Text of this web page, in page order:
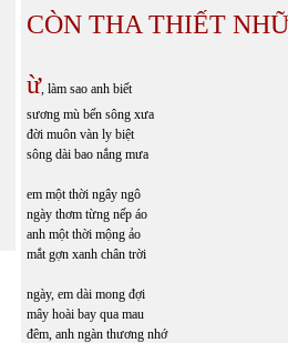
CÒN THA THIẾT
ừ, làm sao anh biết
sương mù bến sông xưa
đời muôn vàn ly biệt
sông dài bao nắng mưa
em một thời ngây ngô
ngày thơm từng nếp áo
anh một thời mộng ảo
mắt gợn xanh chân trời
ngày, em dài mong đợi
mây hoài bay qua mau
đêm, anh ngàn thương nhớ